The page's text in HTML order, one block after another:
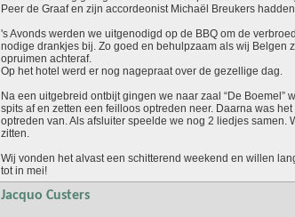
Peer de Graaf en zijn accordeonist Michaël Breukers
's Avonds werden we uitgenodigd op de BBQ om de
nodige drankjes bij. Zo goed en behulpzaam als wij Belgen
opruimen achteraf.
Op het hotel werd er nog nagepraat over de gezellige dag.
Na een uitgebreid ontbijt gingen we naar zaal “De
spits af en zetten een feilloos optreden neer. Daarna was
optreden van. Als afsluiter speelde we nog 2 liedjes samen.
zitten.
Wij vonden het alvast een schitterend weekend en willen
tot in mei!
Jacquo Custers